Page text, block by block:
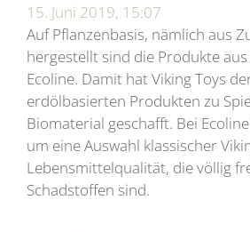
15. Juni 2019, 15:07
Auf Pflanzenbasis, nämlich aus
hergestellt sind die Produkte
Ecoline. Damit hat Viking Toys
erdölbasierten Produkten zu
Biomaterial geschafft. Bei
um eine Auswahl klassischer
Lebensmittelqualität, die völlig
Schadstoffen sind.